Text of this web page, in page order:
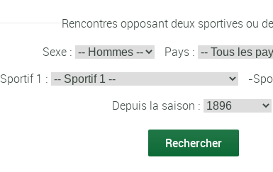
Rencontres opposant deux sportives ou
Sexe :
Pays :
Sportif 1 :
-
Depuis la saison :